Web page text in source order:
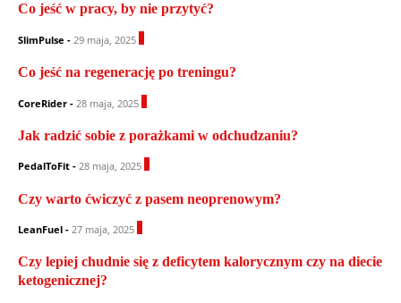
Co jeść w pracy, by nie przytyć?
SlimPulse - 29 maja, 2025
Co jeść na regenerację po treningu?
CoreRider - 28 maja, 2025
Jak radzić sobie z porażkami w odchudzaniu?
PedalToFit - 28 maja, 2025
Czy warto ćwiczyć z pasem neoprenowym?
LeanFuel - 27 maja, 2025
Czy lepiej chudnie się z deficytem kalorycznym czy na diecie
ketogenicznej?